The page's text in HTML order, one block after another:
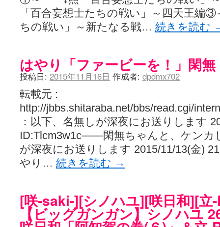
「百合妄想士たちの戦い」～四天王編
ちの戦い」～新たなる戦… 続きを読む
はやり「ファービーを！」閑
投稿日: 2015年11月16日 作成者: dpdmx702
転載元 :
http://jbbs.shitaraba.net/bbs/read.cgi/
：以下、名無しが深夜にお送りします
ID:Tlcm3w1c――閑無ちゃんと、ケンカ
が深夜にお送りします 2015/11/13(金)
やり… 続きを読む →
[咲-saki-][シノハユ][咲日和][立
【ビッグガンガン】シノハユ